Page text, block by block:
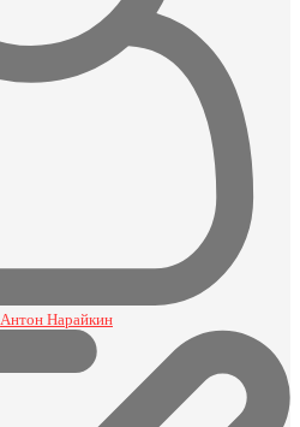
Антон Нарайкин